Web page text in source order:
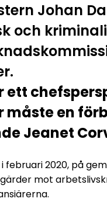
Johan
och
ett
måste en
Jeanet
2020, på
mot